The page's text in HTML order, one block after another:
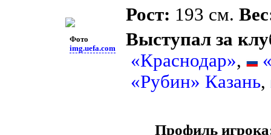
Фото
img.uefa.com
Рост: 193 см.
Выступал за
«Краснодар»,
«Рубин» Казань,
Профиль